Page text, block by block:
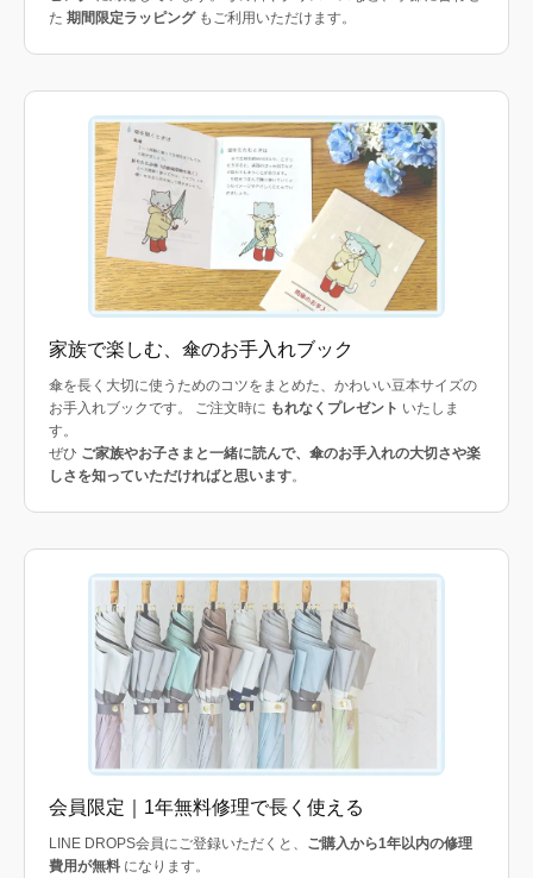
た 期間限定ラッピングもご利用いただけます。
家族で楽しむ、傘のお手入れブック
傘を長く大切に使うためのコツをまとめた、かわいい豆本サイズの
お手入れブックです。 ご注文時に もれなくプレゼント いたしま
す。
ぜひ ご家族やお子さまと一緒に読んで、傘のお手入れの大切さや楽
しさを知っていただければと思います。
会員限定｜1年無料修理で長く使える
LINE DROPS会員にご登録いただくと、 ご購入から1年以内の修理
費用が無料 になります。